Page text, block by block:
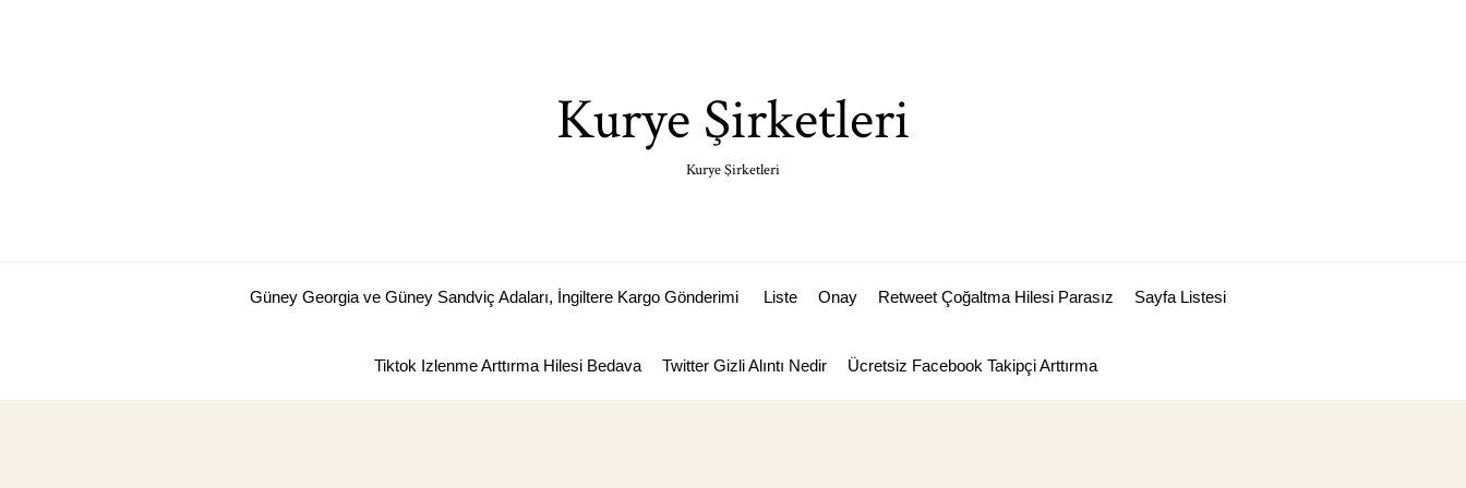
Kurye Şirketleri
Kurye Şirketleri
Güney Georgia ve Güney Sandviç Adaları, İngiltere Kargo Gönderimi Liste Onay Retweet Çoğaltma Hilesi Parasız Sayfa Listesi
Tiktok Izlenme Arttırma Hilesi Bedava Twitter Gizli Alıntı Nedir Ücretsiz Facebook Takipçi Arttırma